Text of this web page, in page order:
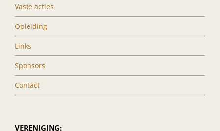
Vaste acties
Opleiding
Links
Sponsors
Contact
VERENIGING: